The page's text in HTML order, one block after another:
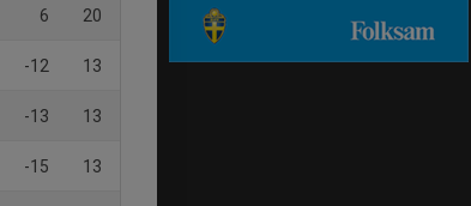
6 20
-12 13
-13 13
-15 13